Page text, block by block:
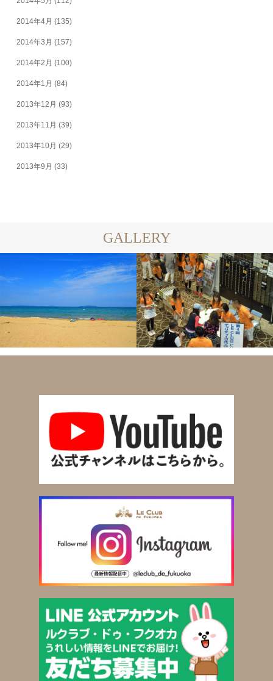
2014年4月 (135)
2014年3月 (157)
2014年2月 (100)
2014年1月 (84)
2013年12月 (93)
2013年11月 (39)
2013年10月 (29)
2013年9月 (33)
GALLERY